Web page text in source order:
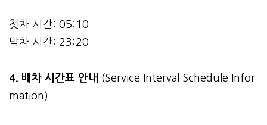
첫차 시간: 05:10
막차 시간: 23:20
4. 배차 시간표 안내 (Service Interval Schedule Infor
mation)